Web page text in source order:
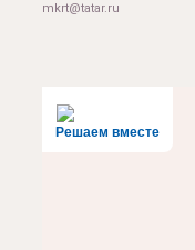
mkrt@tatar.ru
Решаем вместе